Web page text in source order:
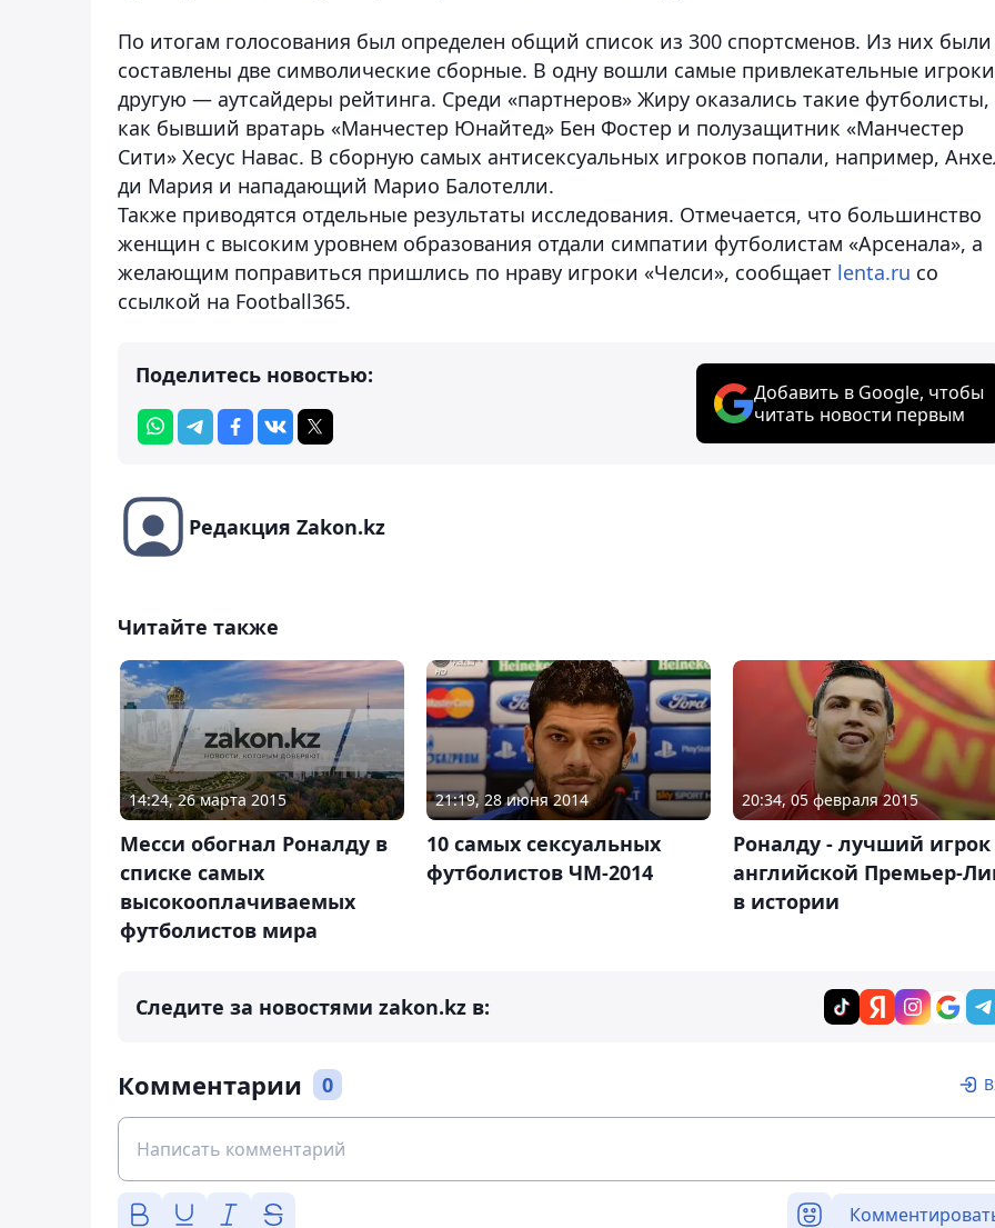
По итогам голосования был определен общий список из 300 спортсменов. Из них были
составлены две символические сборные. В одну вошли самые привлекательные
другую — аутсайдеры рейтинга. Среди «партнеров» Жиру оказались такие футболисты,
как бывший вратарь «Манчестер Юнайтед» Бен Фостер и полузащитник «Манчестер
Сити» Хесус Навас. В сборную самых антисексуальных игроков попали, например,
ди Мария и нападающий Марио Балотелли.
Также приводятся отдельные результаты исследования. Отмечается, что большинство
женщин с высоким уровнем образования отдали симпатии футболистам «Арсенала», а
желающим поправиться пришлись по нраву игроки «Челси», сообщает lenta.ru со
ссылкой на Football365.
Поделитесь новостью:
Добавить в Google, чтобы
читать новости первым
Редакция Zakon.kz
Читайте также
14:24, 26 марта 2015
Месси обогнал Роналду в
списке самых
высокооплачиваемых
футболистов мира
21:19, 28 июня 2014
10 самых сексуальных
футболистов ЧМ-2014
20:34, 05 февраля 2015
Роналду - лучший игрок
английской Премьер-
в истории
Следите за новостями zakon.kz в:
Комментарии 0